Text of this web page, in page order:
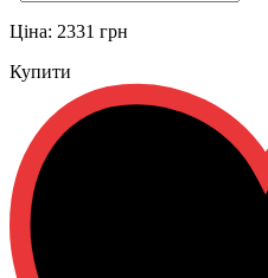
Ціна: 2331 грн
Купити